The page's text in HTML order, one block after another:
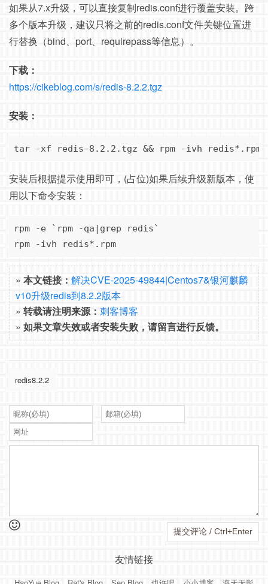
如果从7.x升级，可以直接复制redis.conf进行覆盖安装。跨
多个版本升级，建议只将之前的redis.conf文件关键位置进
行替换（bind、port、requirepass等信息）。
下载：
https://cikeblog.com/s/redis-8.2.2.tgz
安装：
tar -xf redis-8.2.2.tgz && rpm -ivh redis*.rpm
安装后根据提示使用即可，(占位)如果后续升级新版本，使
用以下命令安装：
rpm -e `rpm -qa|grep redis`
rpm -ivh redis*.rpm
» 本文链接： 解决CVE-2025-49844|Centos7&银河麒麟
v10升级redis到8.2.2版本
» 转载请注明来源： 刺客博客
» 如果文章失效或者安装失败，请留言进行反馈。
redis8.2.2
友情链接